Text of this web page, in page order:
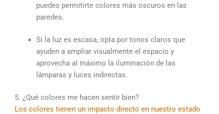
puedes permitirte colores más oscuros en las
paredes.
Si la luz es escasa, opta por tonos claros que
ayuden a ampliar visualmente el espacio y
aprovecha al máximo la iluminación de las
lámparas y luces indirectas.
5. ¿Qué colores me hacen sentir bien?
Los colores tienen un impacto directo en nuestro estado